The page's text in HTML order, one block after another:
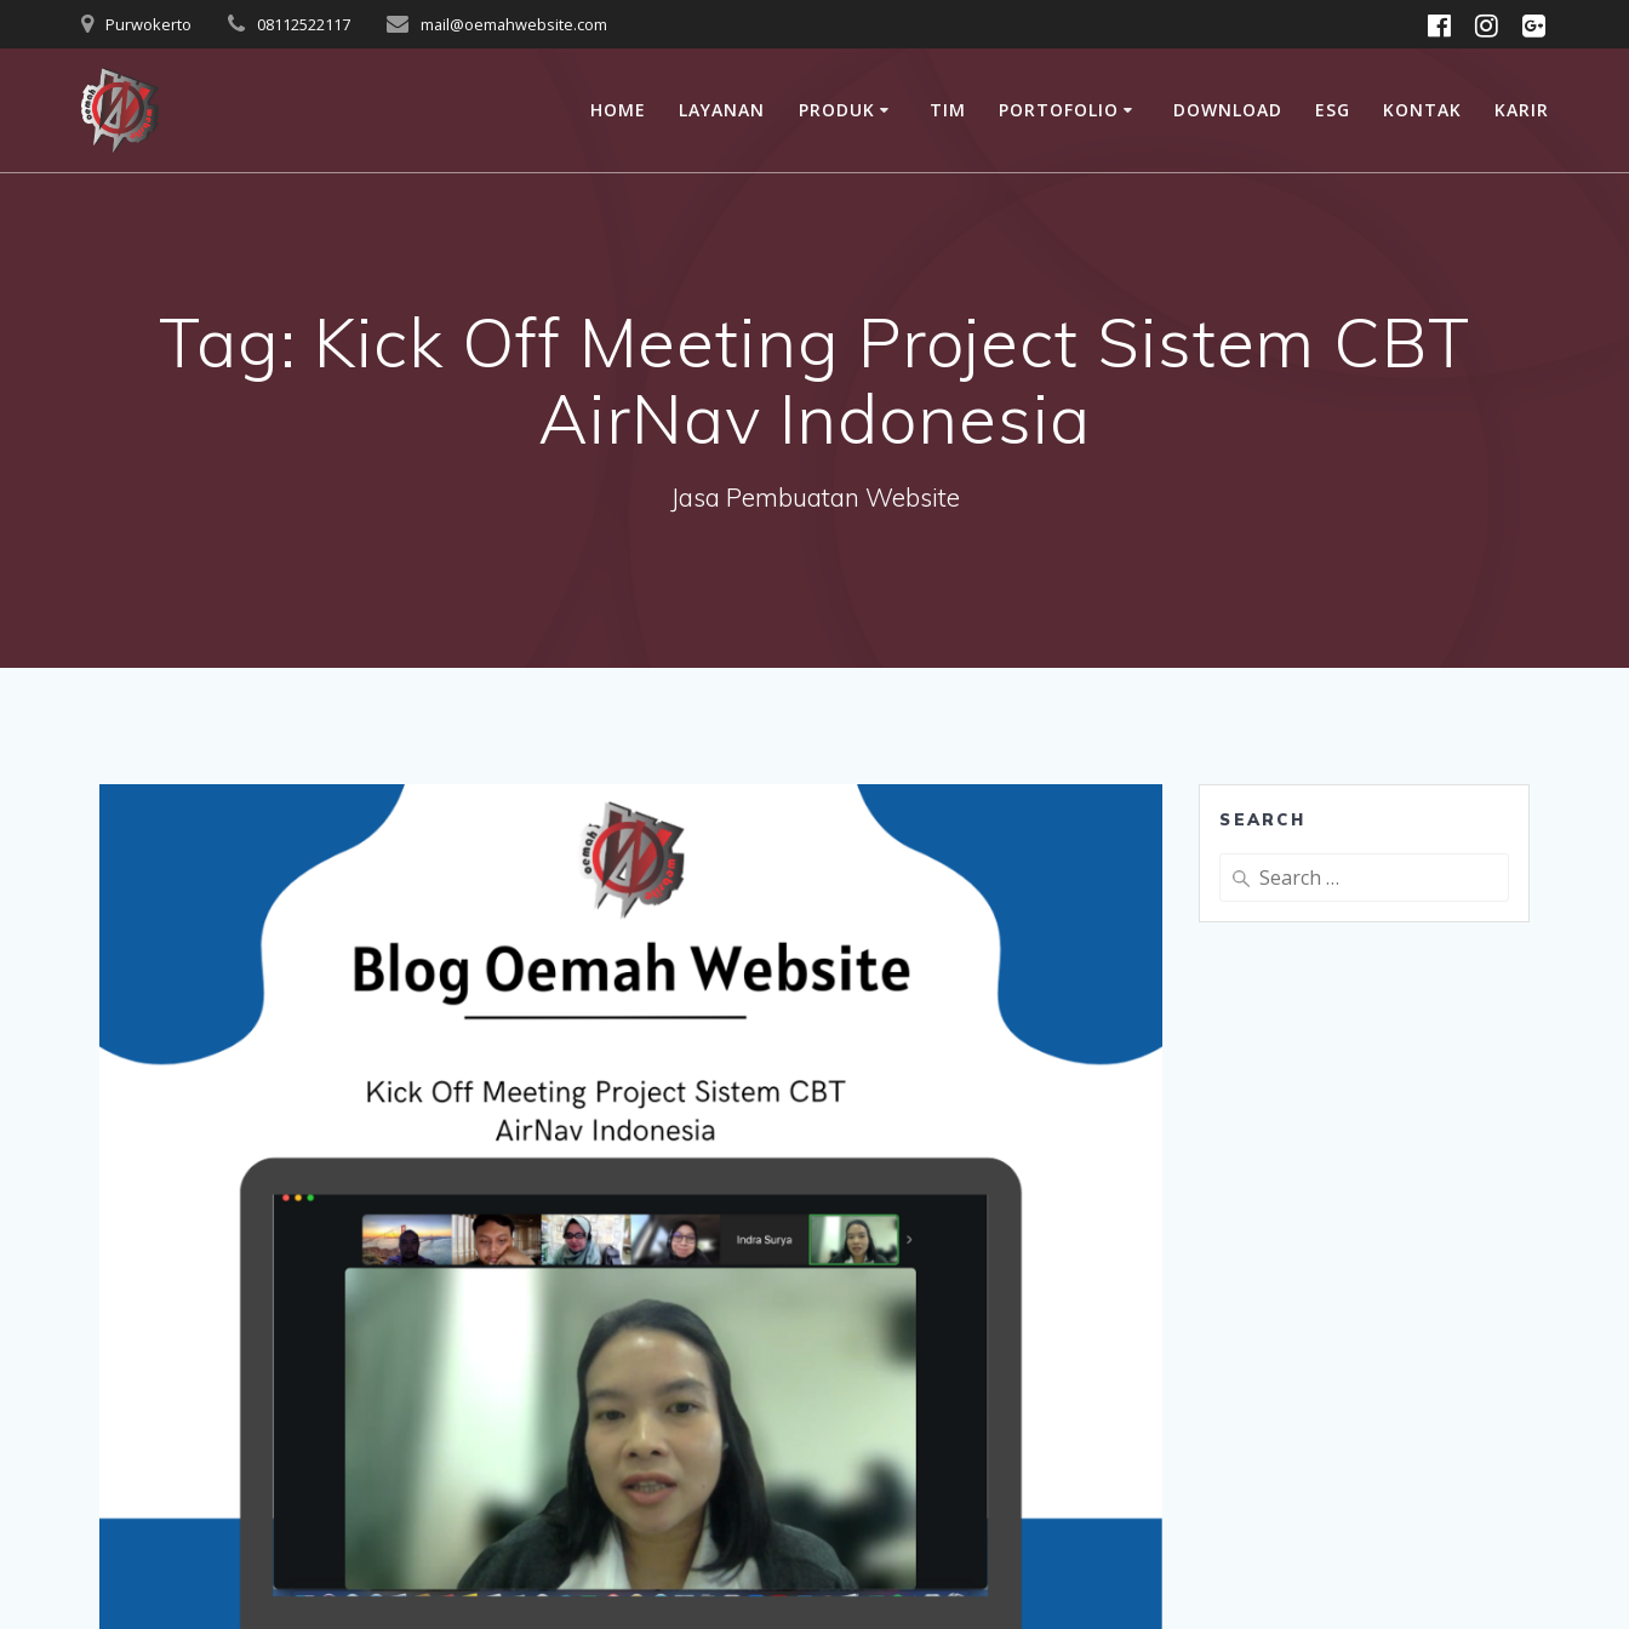
to
Purwokerto 08112522117 mail@oemahwebsite.com
HOME LAYANAN PRODUK TIM PORTOFOLIO DOWNLOAD ESG KONTAK KARIR
Tag: Kick Off Meeting Project Sistem CBT
AirNav Indonesia
Jasa Pembuatan Website
SEARCH
Search